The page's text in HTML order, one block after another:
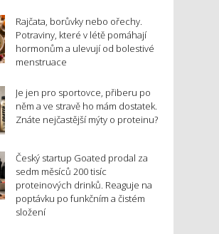
Rajčata, borůvky nebo ořechy.
Potraviny, které v létě pomáhají
hormonům a ulevují od bolestivé
menstruace
Je jen pro sportovce, přiberu po
něm a ve stravě ho mám dostatek.
Znáte nejčastější mýty o proteinu?
Český startup Goated prodal za
sedm měsíců 200 tisíc
proteinových drinků. Reaguje na
poptávku po funkčním a čistém
složení